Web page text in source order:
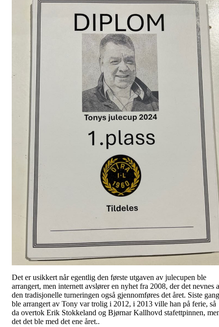
Det er usikkert når egentlig den første utgaven av julecupen ble
arrangert, men internett avslører en nyhet fra 2008, der det nevnes
den tradisjonelle turneringen også gjennomføres det året. Siste gang
ble arrangert av Tony var trolig i 2012, i 2013 ville han på ferie, så
da overtok Erik Stokkeland og Bjørnar Kallhovd stafettpinnen,
det det ble med det ene året..